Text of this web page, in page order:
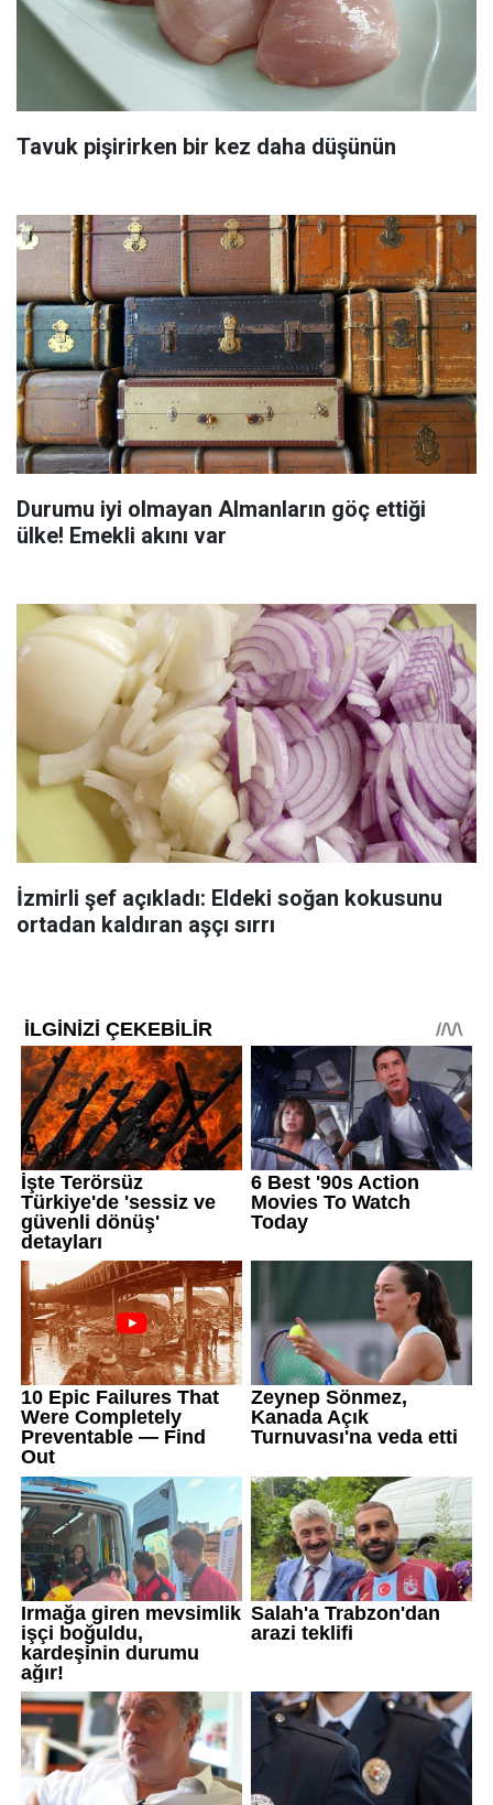
Tavuk pişirirken bir kez daha düşünün
Durumu iyi olmayan Almanların göç ettiği
ülke! Emekli akını var
İzmirli şef açıkladı: Eldeki soğan kokusunu
ortadan kaldıran aşçı sırrı